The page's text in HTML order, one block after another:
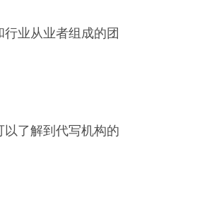
业从业者组成的团
了解到代写机构的